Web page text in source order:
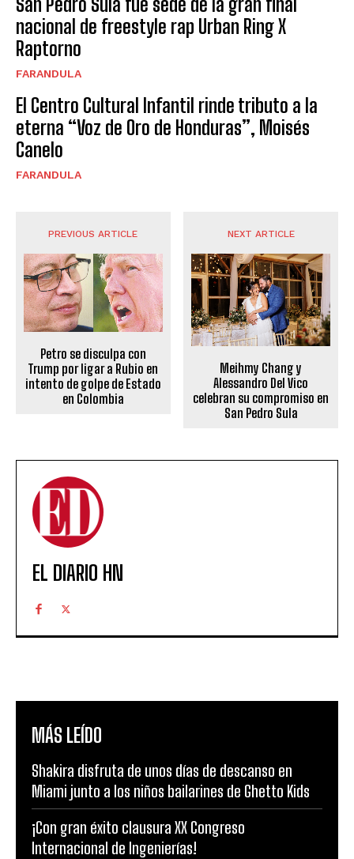
nacional de freestyle rap Urban Ring X
Raptorno
FARANDULA
El Centro Cultural Infantil rinde tributo a la
eterna “Voz de Oro de Honduras”, Moisés
Canelo
FARANDULA
PREVIOUS ARTICLE
Petro se disculpa con
Trump por ligar a Rubio en
intento de golpe de Estado
en Colombia
NEXT ARTICLE
Meihmy Chang y
Alessandro Del Vico
celebran su compromiso en
San Pedro Sula
EL DIARIO HN
MÁS LEÍDO
Shakira disfruta de unos días de descanso en
Miami junto a los niños bailarines de Ghetto Kids
¡Con gran éxito clausura XX Congreso
Internacional de Ingenierías!